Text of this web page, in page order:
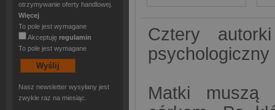
otrzymywanie oferty handlowej.
Więcej
To pole jest wymagane
Akceptuję regulamin
To pole jest wymagane
Nasz newsletter wysyłany jest
zwykle raz na miesiąc.
Cztery
Matki muszą